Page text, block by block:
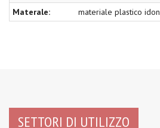
Materale:
materiale plastico
SETTORI DI UTILIZZO